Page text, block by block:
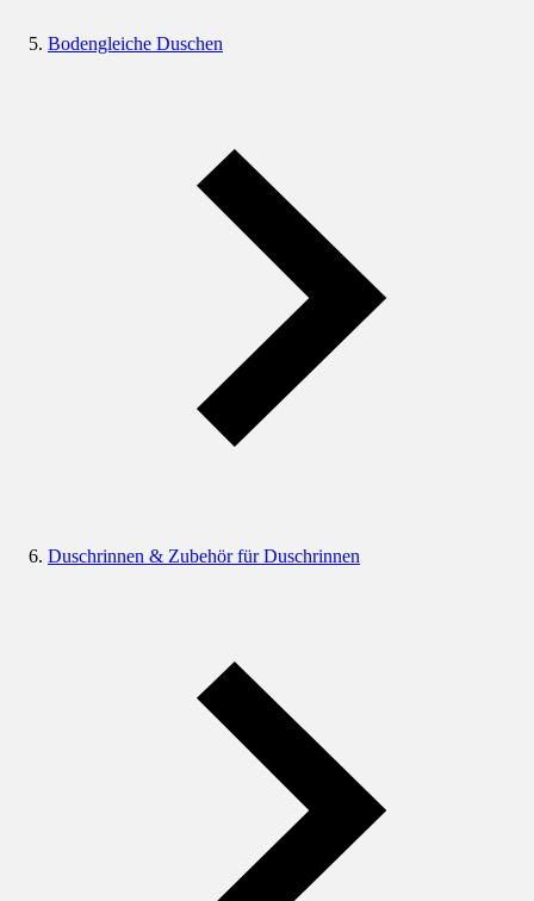
Bodengleiche Duschen
Duschrinnen & Zubehör für Duschrinnen